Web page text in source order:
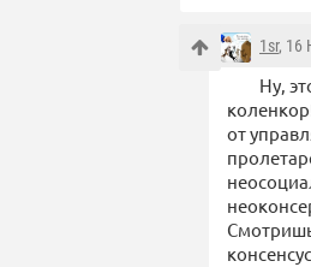
1sr, 16
Ну,
от